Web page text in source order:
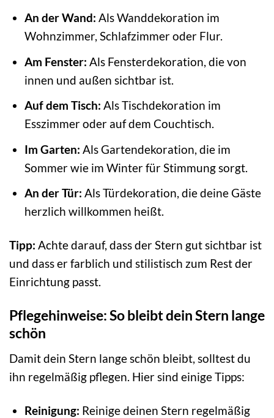
An der Wand: Als Wanddekoration im
Wohnzimmer, Schlafzimmer oder Flur.
Am Fenster: Als Fensterdekoration, die von
innen und außen sichtbar ist.
Auf dem Tisch: Als Tischdekoration im
Esszimmer oder auf dem Couchtisch.
Im Garten: Als Gartendekoration, die im
Sommer wie im Winter für Stimmung sorgt.
An der Tür: Als Türdekoration, die deine Gäste
herzlich willkommen heißt.
Tipp: Achte darauf, dass der Stern gut sichtbar ist
und dass er farblich und stilistisch zum Rest der
Einrichtung passt.
Pflegehinweise: So bleibt dein Stern lange
schön
Damit dein Stern lange schön bleibt, solltest du
ihn regelmäßig pflegen. Hier sind einige Tipps:
Reinigung: Reinige deinen Stern regelmäßig